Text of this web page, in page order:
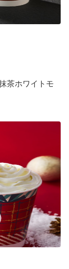
茶ホワイトモ